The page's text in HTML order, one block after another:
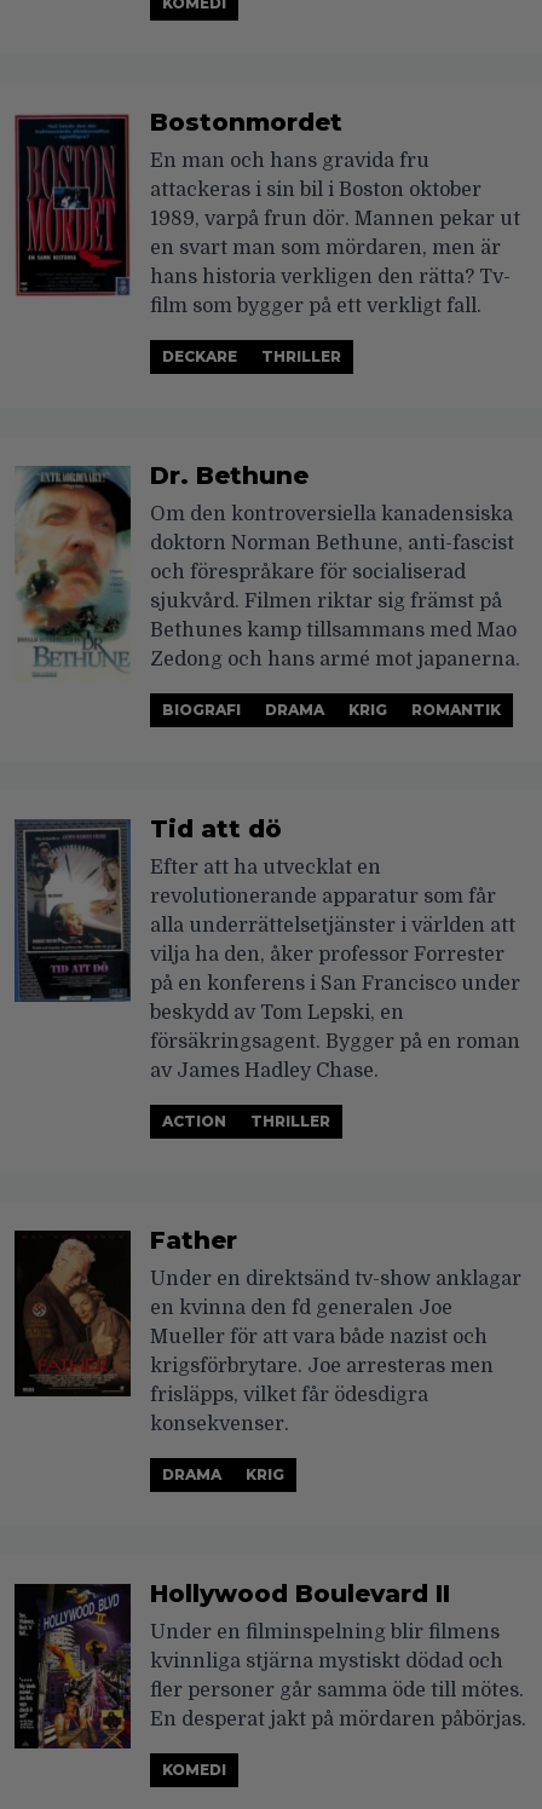
Bostonmordet
En man och hans gravida fru
attackeras i sin bil i Boston oktober
1989, varpå frun dör. Mannen pekar ut
en svart man som mördaren, men är
hans historia verkligen den rätta? Tv-
film som bygger på ett verkligt fall.
DECKARE THRILLER
Dr. Bethune
Om den kontroversiella kanadensiska
doktorn Norman Bethune, anti-fascist
och förespråkare för socialiserad
sjukvård. Filmen riktar sig främst på
Bethunes kamp tillsammans med Mao
Zedong och hans armé mot japanerna.
BIOGRAFI DRAMA KRIG ROMANTIK
Tid att dö
Efter att ha utvecklat en
revolutionerande apparatur som får
alla underrättelsetjänster i världen att
vilja ha den, åker professor Forrester
på en konferens i San Francisco under
beskydd av Tom Lepski, en
försäkringsagent. Bygger på en roman
av James Hadley Chase.
ACTION THRILLER
Father
Under en direktsänd tv-show anklagar
en kvinna den fd generalen Joe
Mueller för att vara både nazist och
krigsförbrytare. Joe arresteras men
frisläpps, vilket får ödesdigra
konsekvenser.
DRAMA KRIG
Hollywood Boulevard II
Under en filminspelning blir filmens
kvinnliga stjärna mystiskt dödad och
fler personer går samma öde till mötes.
En desperat jakt på mördaren påbörjas.
KOMEDI